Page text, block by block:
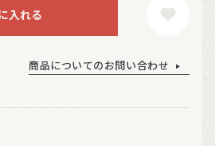
入れる
商品についてのお問い合わせ